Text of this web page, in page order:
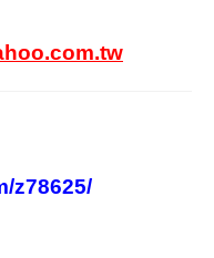
z78625/